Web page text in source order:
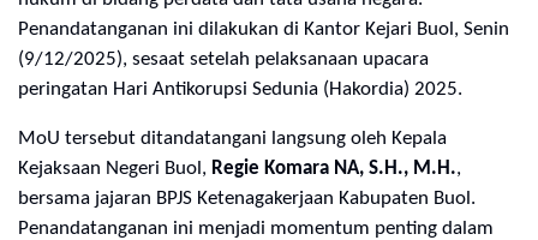
Penandatanganan ini dilakukan di Kantor Kejari Buol, Senin
(9/12/2025), sesaat setelah pelaksanaan upacara
peringatan Hari Antikorupsi Sedunia (Hakordia) 2025.
MoU tersebut ditandatangani langsung oleh Kepala
Kejaksaan Negeri Buol, Regie Komara NA, S.H., M.H.,
bersama jajaran BPJS Ketenagakerjaan Kabupaten Buol.
Penandatanganan ini menjadi momentum penting dalam